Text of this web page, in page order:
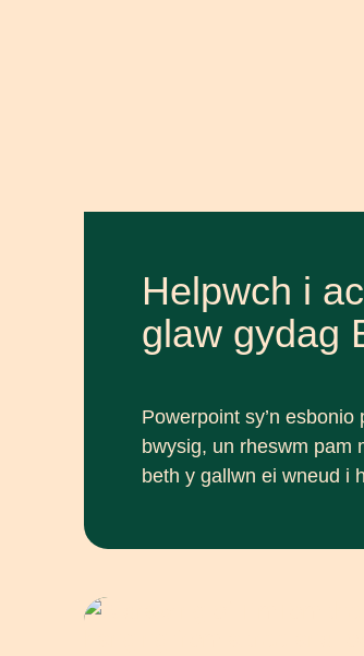
Helpwch i
glaw gydag
Powerpoint sy’n
bwysig, un rheswm pam
beth y gallwn ei wneud i